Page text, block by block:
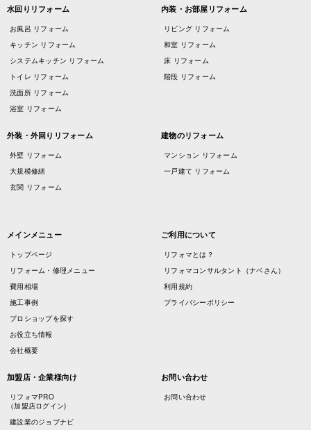
水回りリフォーム
お風呂 リフォーム
キッチン リフォーム
システムキッチン リフォーム
トイレ リフォーム
洗面所 リフォーム
浴室 リフォーム
内装・お部屋リフォーム
リビング リフォーム
和室 リフォーム
床 リフォーム
階段 リフォーム
外装・外回りリフォーム
外壁 リフォーム
大規模修繕
玄関 リフォーム
建物のリフォーム
マンション リフォーム
一戸建て リフォーム
メインメニュー
トップページ
リフォーム・修理メニュー
費用相場
施工事例
プロショップを探す
お役立ち情報
会社概要
ご利用について
リフォマとは？
リフォマコンサルタント（ナベさん）
利用規約
プライバシーポリシー
加盟店・企業様向け
リフォマPRO
（加盟店ログイン)
建設業のジョブナビ
お問い合わせ
お問い合わせ